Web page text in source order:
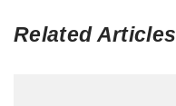
Related Articles